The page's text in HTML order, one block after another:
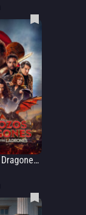
Calabozos y Dragones: Honor entre ladrones